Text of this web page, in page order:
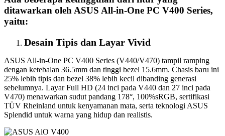
ditawarkan oleh ASUS All-in-One PC V400 Series,
yaitu:
Desain Tipis dan Layar Vivid
ASUS All-in-One PC V400 Series (V440/V470) tampil ramping
dengan ketebalan 36.5mm dan tinggi bezel 15.6mm. Chasis baru ini
25% lebih tipis dan bezel 38% lebih kecil dibanding generasi
sebelumnya. Layar Full HD (24 inci pada V440 dan 27 inci pada
V470) menawarkan sudut pandang 178°, 100%sRGB, sertifikasi
TÜV Rheinland untuk kenyamanan mata, serta teknologi ASUS
Splendid untuk warna yang hidup dan realistis.